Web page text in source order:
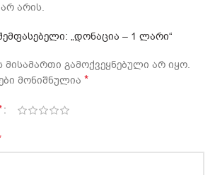
არის.
„ᲓᲝᲜᲐᲪᲘᲐ – 1 ᲚᲐᲠᲘ“
გამოქვეყნებული არ იყო.
მონიშნულია *